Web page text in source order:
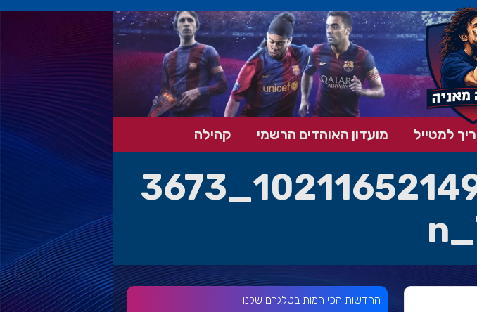
למטייל מועדון האוהדים הרשמי קהילה
14721556_10211652149685252_3673
החדשות הכי חמות בטלגרם שלנו